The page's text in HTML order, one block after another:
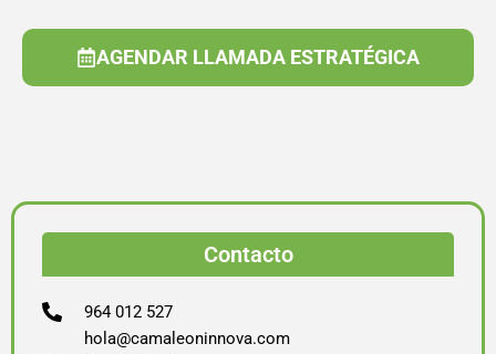
AGENDAR LLAMADA ESTRATÉGICA
Contacto
964 012 527
hola@camaleoninnova.com